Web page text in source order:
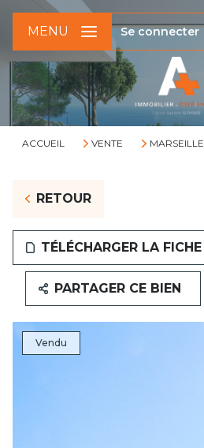
Se connecter
MENU
ACCUEIL VENTE MARSEILLE
RETOUR
TÉLÉCHARGER LA FICHE
PARTAGER CE BIEN
Vendu